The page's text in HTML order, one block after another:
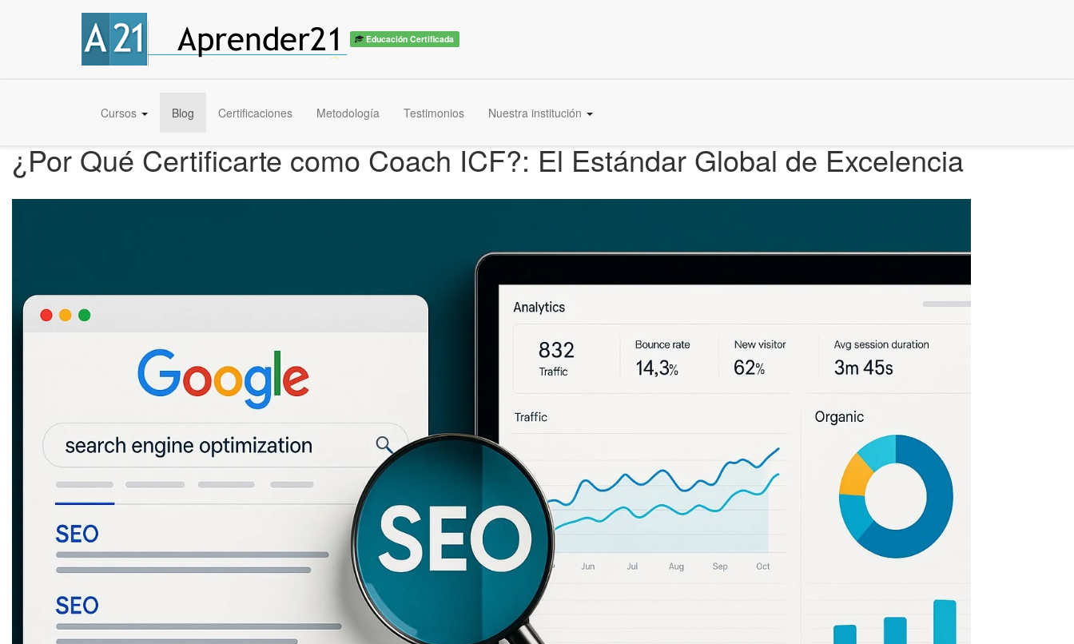
Educación Certificada
Cursos Blog Certificaciones Metodología Testimonios Nuestra institución
¿Por Qué Certificarte como Coach ICF?: El Estándar Global de Excelencia